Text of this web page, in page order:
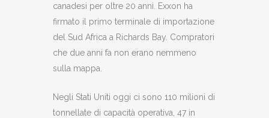
canadesi per oltre 20 anni. Exxon ha
firmato il primo terminale di importazione
del Sud Africa a Richards Bay. Compratori
che due anni fa non erano nemmeno
sulla mappa.
Negli Stati Uniti oggi ci sono 110 milioni di
tonnellate di capacità operativa, 47 in